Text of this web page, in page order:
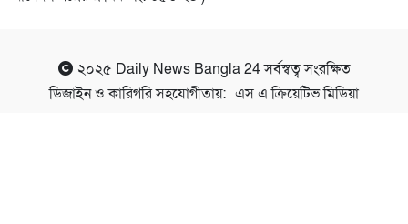
২০২৫ Daily News Bangla 24সর্বস্বত্ব সংরক্ষিত
ডিজাইন ও কারিগরি সহযোগীতায়: এস এ ক্রিয়েটিভ মিডিয়া